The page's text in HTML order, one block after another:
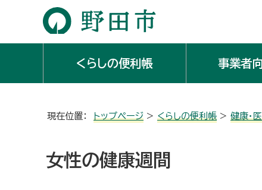
くらしの便利帳 事業者
現在位置： トップページ > くらしの便利帳 > 健康・
女性の健康週間